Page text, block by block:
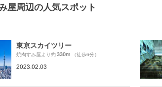
屋周辺の人気スポット
東京スカイツリー
焼肉すみ屋より約330m （徒歩6分）
2023.02.03